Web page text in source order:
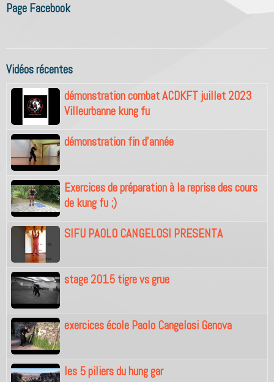
Page Facebook
Vidéos récentes
démonstration combat ACDKFT juillet 2023
Villeurbanne kung fu
démonstration fin d'année
Exercices de préparation à la reprise des cours
de kung fu ;)
SIFU PAOLO CANGELOSI PRESENTA
stage 2015 tigre vs grue
exercices école Paolo Cangelosi Genova
les 5 piliers du hung gar